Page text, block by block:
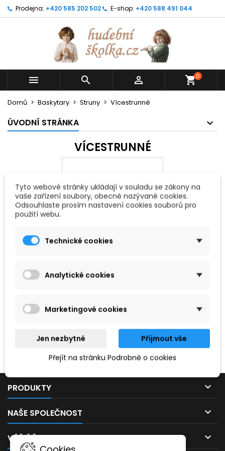
Prodejna: +420 585 202 502 E-shop: +420 588 491 044
   shopping_cart0
Domů Baskytary Struny Vícestrunné
ÚVODNÍ STRÁNKA
VÍCESTRUNNÉ
Hledaný výraz nebyl nenalezen.
Prosím, zkuste zadat něco jiného.
PRODUKTY 
NAŠE SPOLEČNOST 
VÁŠ ÚČET 
Tyto webové stránky ukládají v souladu se zákony na
vaše zařízení soubory, obecně nazývané cookies.
Odsouhlaste prosím nastavení cookies souborů pro
použití webu.
Technické cookies
Analytické cookies
Marketingové cookies
Jen nezbytné
Přijmout vše
Přejít na stránku Podrobně o cookies